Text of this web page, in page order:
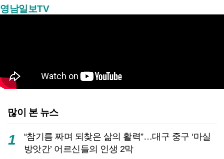
영남일보TV
많이 본 뉴스
1
“참기름 짜며 되찾은 삶의 활력”…대구 중구 ‘마실
방앗간’ 어르신들의 인생 2막